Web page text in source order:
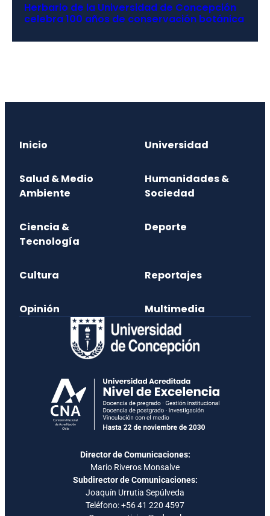
Herbario de la Universidad de Concepción
celebra 100 años de conservación botánica
Inicio Universidad
Salud & Medio
Ambiente
Humanidades &
Sociedad
Ciencia &
Tecnología
Deporte
Cultura Reportajes
Opinión Multimedia
Director de Comunicaciones:
Mario Riveros Monsalve
Subdirector de Comunicaciones:
Joaquín Urrutia Sepúlveda
Teléfono:+56 41 220 4597